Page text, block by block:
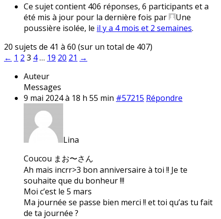
Ce sujet contient 406 réponses, 6 participants et a
été mis à jour pour la dernière fois par
Une
poussière isolée, le il y a 4 mois et 2 semaines.
20 sujets de 41 à 60 (sur un total de 407)
← 1 2 3 4… 19 20 21 →
Auteur
Messages
9 mai 2024 à 18 h 55 min #57215 Répondre
Lina
Coucou まお〜さん
Ah mais incrr>3 bon anniversaire à toi !! Je te
souhaite que du bonheur !!!
Moi c’est le 5 mars
Ma journée se passe bien merci !! et toi qu’as tu fait
de ta journée ?